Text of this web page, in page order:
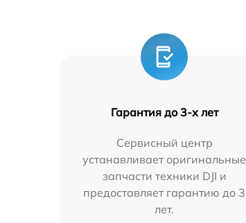
Гарантия до 3-х лет
Сервисный центр
устанавливает оригинальные
запчасти техники DJI и
предоставляет гарантию до 3
лет.